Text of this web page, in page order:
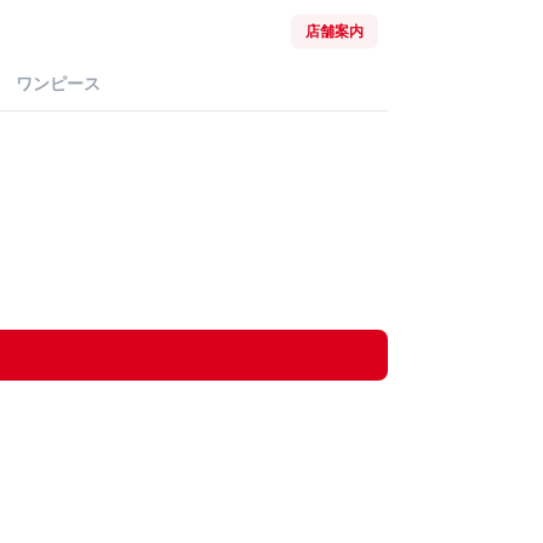
店舗案内
ワンピース